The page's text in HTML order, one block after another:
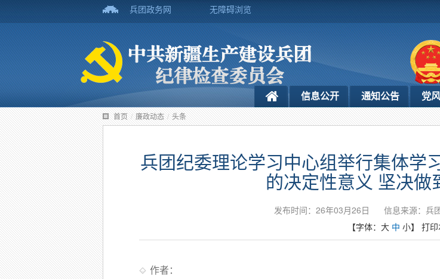
兵团政务网 无障碍浏览
信息公开 通知公告 党
首页 / 廉政动态 / 头条
兵团纪委理论学习中心组举行集体学
的决定性意义 坚决做
发布时间：26年03月26日 信息来源：兵
【字体： 大 中 小】 打
作者：